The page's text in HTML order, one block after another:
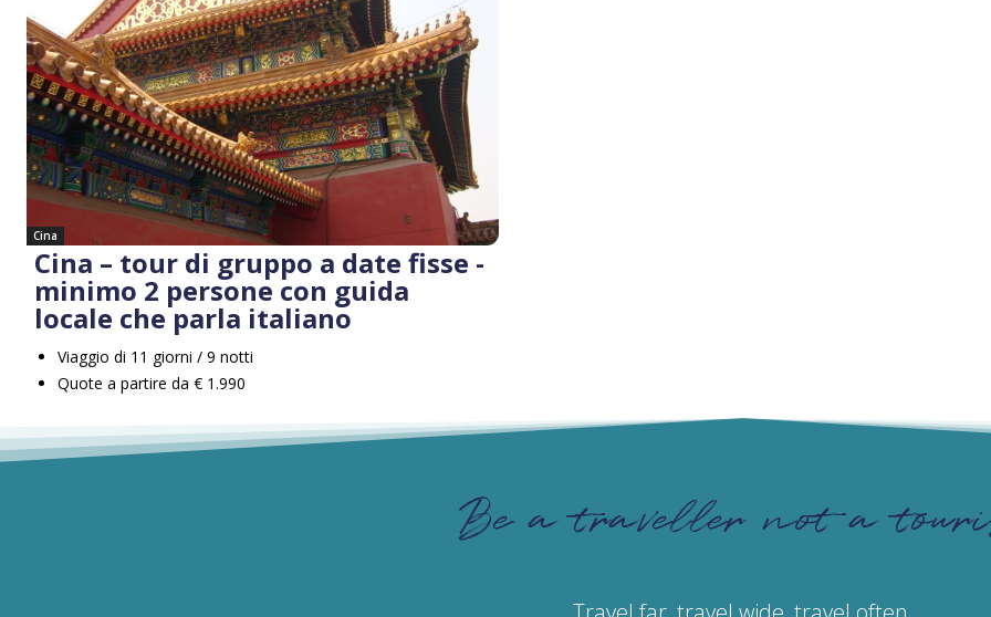
Cina
Cina – tour di gruppo a date fisse -
minimo 2 persone con guida
locale che parla italiano
Viaggio di 11 giorni / 9 notti
Quote a partire da € 1.990
Be a traveller not a